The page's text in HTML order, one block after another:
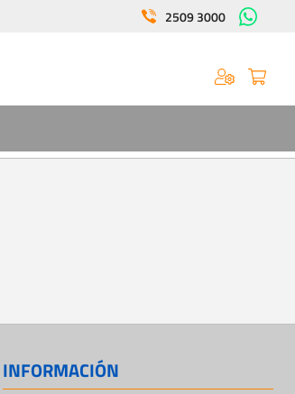
2509 3000
INFORMACIÓN